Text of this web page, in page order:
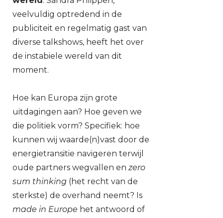
veelvuldig optredend in de
publiciteit en regelmatig gast van
diverse talkshows, heeft het over
de instabiele wereld van dit
moment.
Hoe kan Europa zijn grote
uitdagingen aan? Hoe geven we
die politiek vorm? Specifiek: hoe
kunnen wij waarde(n)vast door de
energietransitie navigeren terwijl
oude partners wegvallen en zero
sum thinking (het recht van de
sterkste) de overhand neemt? Is
made in Europe het antwoord of